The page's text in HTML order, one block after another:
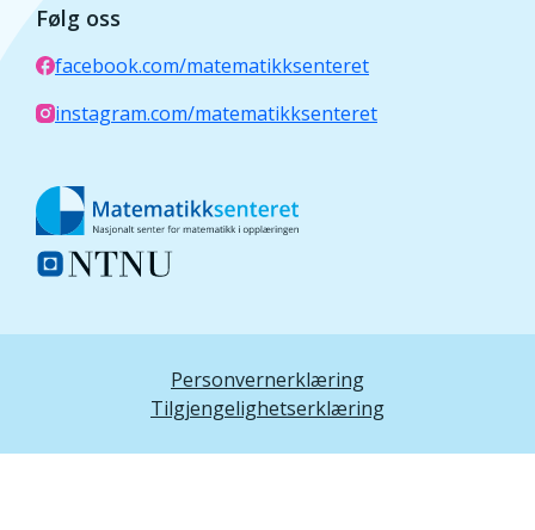
Følg oss
facebook.com/matematikksenteret
instagram.com/matematikksenteret
Personvernerklæring
Tilgjengelighetserklæring